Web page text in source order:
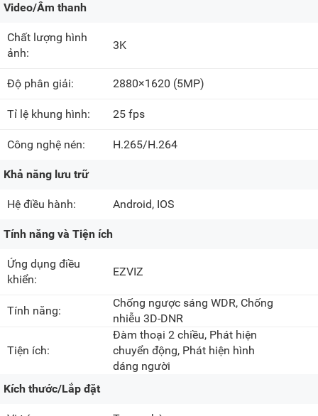
Video/Âm thanh
Chất lượng hình
ảnh:
3K
Độ phân giải: 2880×1620 (5MP)
Tỉ lệ khung hình: 25 fps
Công nghệ nén: H.265/H.264
Khả năng lưu trữ
Hệ điều hành: Android, IOS
Tính năng và Tiện ích
Ứng dụng điều
khiển:
EZVIZ
Tính năng:
Chống ngược sáng WDR, Chống
nhiễu 3D-DNR
Tiện ích:
Đàm thoại 2 chiều, Phát hiện
chuyển động, Phát hiện hình
dáng người
Kích thước/Lắp đặt